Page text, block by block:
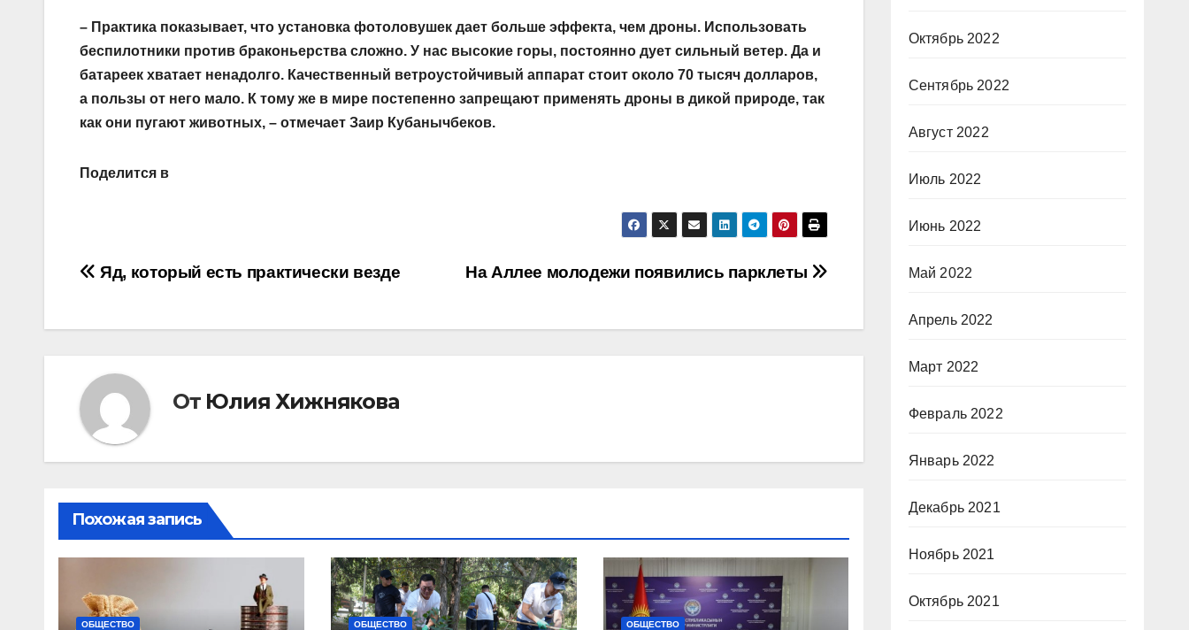
– Практика показывает, что установка фотоловушек дает больше эффекта, чем дроны. Использовать
беспилотники против браконьерства сложно. У нас высокие горы, постоянно дует сильный ветер. Да и
батареек хватает ненадолго. Качественный ветроустойчивый аппарат стоит около 70 тысяч долларов,
а пользы от него мало. К тому же в мире постепенно запрещают применять дроны в дикой природе, так
как они пугают животных, – отмечает Заир Кубанычбеков.
Поделится в
Навигация
На Аллее молодежи появились парклеты
Яд, который есть практически везде
От Юлия Хижнякова
Похожая запись
ОБЩЕСТВО ОБЩЕСТВО ОБЩЕСТВО
Октябрь 2022
Сентябрь 2022
Август 2022
Июль 2022
Июнь 2022
Май 2022
Апрель 2022
Март 2022
Февраль 2022
Январь 2022
Декабрь 2021
Ноябрь 2021
Октябрь 2021